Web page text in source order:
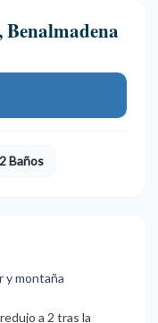
2 Baños
y montaña
a 2 tras la